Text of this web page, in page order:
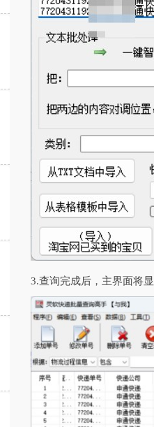
3.查询完成后，主界面将